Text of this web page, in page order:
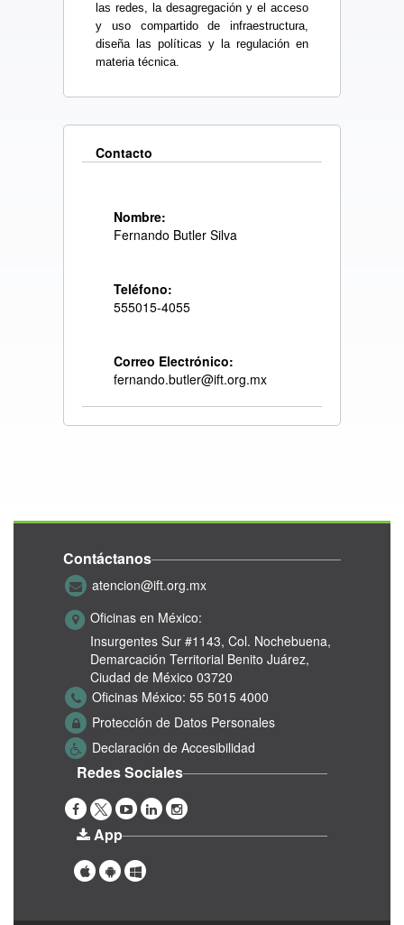
las redes, la desagregación y el acceso
y uso compartido de infraestructura,
diseña las políticas y la regulación en
materia técnica.
Contacto
Nombre:
Fernando Butler Silva
Teléfono:
555015-4055
Correo Electrónico:
fernando.butler@ift.org.mx
Contáctanos
atencion@ift.org.mx
Oficinas en México:
Insurgentes Sur #1143, Col. Nochebuena,
Demarcación Territorial Benito Juárez,
Ciudad de México 03720
Oficinas México: 55 5015 4000
Protección de Datos Personales
Declaración de Accesibilidad
Redes Sociales
App